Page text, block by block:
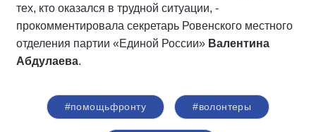
тех, кто оказался в трудной ситуации, -
прокомментировала секретарь Ровенского местного
отделения партии «Единой России» Валентина
Абдулаева.
#помощьфронту #волонтеры